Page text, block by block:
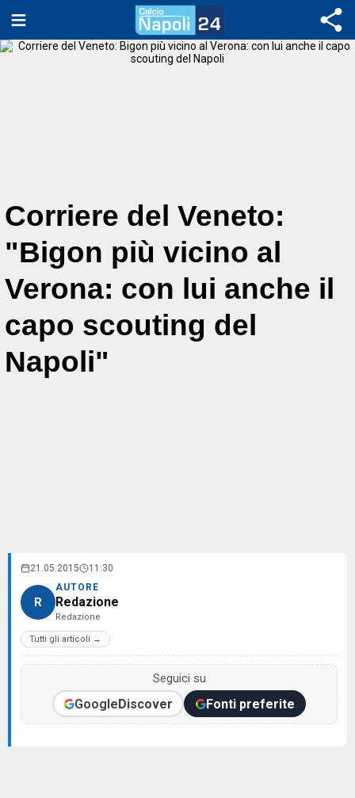
Corriere del Veneto:
"Bigon più vicino al
Verona: con lui anche il
capo scouting del
Napoli"
21.05.2015 11:30
R
AUTORE
Redazione
Redazione
Tutti gli articoli →
Seguici su
GoogleDiscover Fonti preferite